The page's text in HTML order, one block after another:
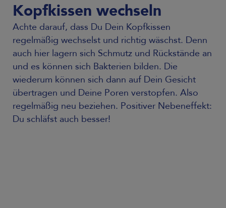
Kopfkissen wechseln
Achte darauf, dass Du Dein Kopfkissen
regelmäßig wechselst und richtig wäschst. Denn
auch hier lagern sich Schmutz und Rückstände an
und es können sich Bakterien bilden. Die
wiederum können sich dann auf Dein Gesicht
übertragen und Deine Poren verstopfen. Also
regelmäßig neu beziehen. Positiver Nebeneffekt:
Du schläfst auch besser!